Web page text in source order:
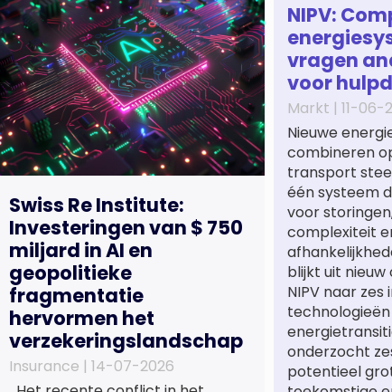
Swiss Re Institute:
Investeringen van $ 750
miljard in AI en
geopolitieke
fragmentatie
hervormen het
verzekeringslandschap
Insurance | 14-07-2026
NIPV:
vragen
voor
Markt | 11-06-
Nieuwe
combineren
transport
één systeem
voor
complexiteit
blijkt uit
NIPV naar
technologieën
onderzocht
potentieel